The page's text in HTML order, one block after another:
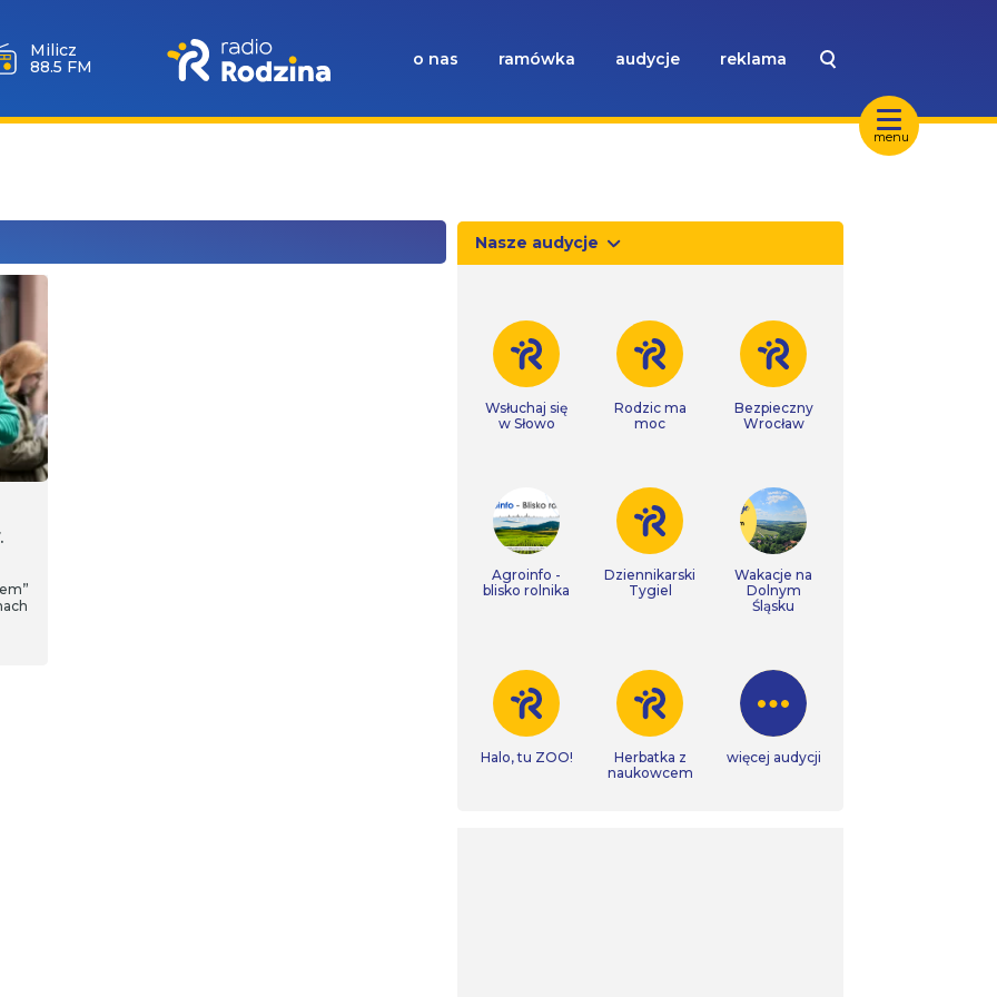
menu
Milicz
88.5 FM
o nas ramówka audycje reklama
Nasze audycje
Wsłuchaj się
w Słowo
Rodzic ma
moc
Bezpieczny
Wrocław
Agroinfo -
blisko rolnika
Dziennikarski
Tygiel
Wakacje na
Dolnym
Śląsku
Halo, tu ZOO!
Herbatka z
naukowcem
więcej audycji